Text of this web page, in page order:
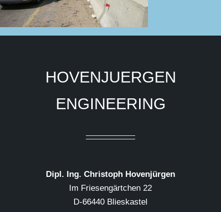
HOVENJUERGEN
ENGINEERING
Dipl. Ing. Christoph Hovenjürgen
Im Friesengärtchen 22
D-66440 Blieskastel